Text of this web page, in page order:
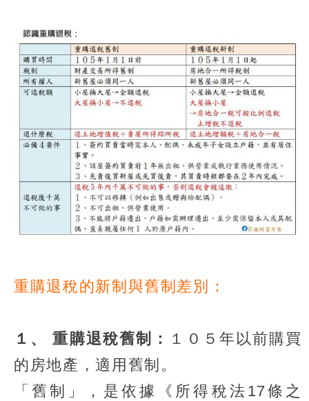
重購退稅的新制與舊制差別：
１、 重購退稅舊制： １０５年以前購買
的房地產，適用舊制。
「舊制」，是依據《所得稅法17條之